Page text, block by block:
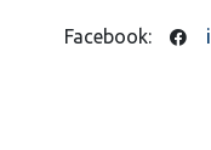
Facebook: